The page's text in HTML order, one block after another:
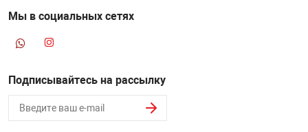
Мы в социальных сетях
Подписывайтесь на рассылку